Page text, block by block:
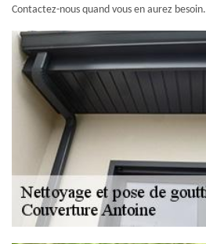
Contactez-nous quand vous en aurez besoin.